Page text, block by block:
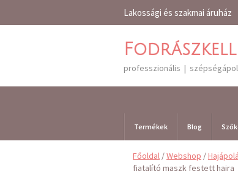
Lakossági és szakmai áruház
professzionális |
Termékek Blog
Főoldal /Webshop /
fiatalító maszk festett hajra